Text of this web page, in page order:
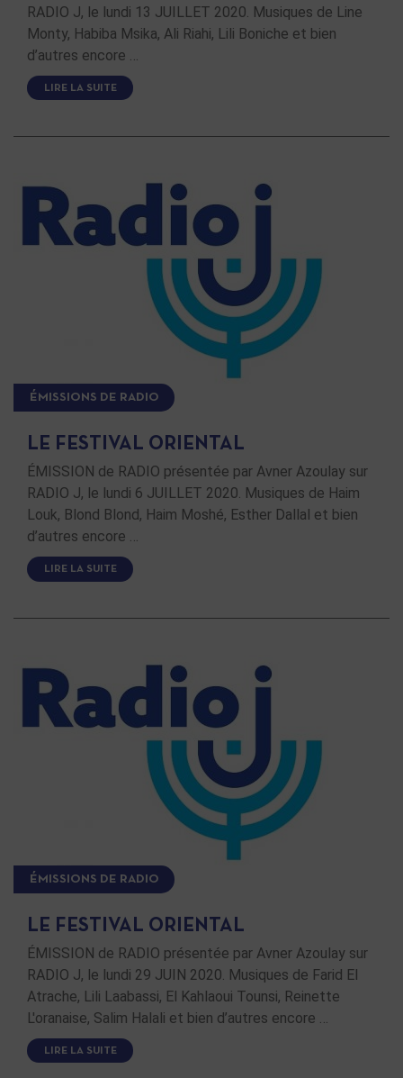
RADIO J, le lundi 13 JUILLET 2020. Musiques de Line
Monty, Habiba Msika, Ali Riahi, Lili Boniche et bien
d’autres encore …
LIRE LA SUITE
ÉMISSIONS DE RADIO
LE FESTIVAL ORIENTAL
ÉMISSION de RADIO présentée par Avner Azoulay sur
RADIO J, le lundi 6 JUILLET 2020. Musiques de Haim
Louk, Blond Blond, Haim Moshé, Esther Dallal et bien
d’autres encore …
LIRE LA SUITE
ÉMISSIONS DE RADIO
LE FESTIVAL ORIENTAL
ÉMISSION de RADIO présentée par Avner Azoulay sur
RADIO J, le lundi 29 JUIN 2020. Musiques de Farid El
Atrache, Lili Laabassi, El Kahlaoui Tounsi, Reinette
L'oranaise, Salim Halali et bien d’autres encore …
LIRE LA SUITE